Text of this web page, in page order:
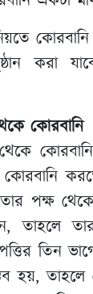
নিয়তে
করা
কোরবানি
পক্ষ
তাহলে
তিন
হয়,